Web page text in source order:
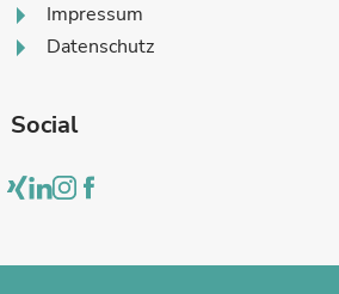
Impressum
Datenschutz
Social